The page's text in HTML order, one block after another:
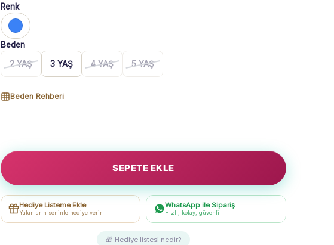
Renk
Beden
2 YAŞ
3 YAŞ 4 YAŞ 5 YAŞ
Beden Rehberi
You
Are
Love
Yazılı
Dufy
SEPETE EKLE
Hediye Listeme Ekle
Yakınların seninle hediye verir
WhatsApp ile Sipariş
Hızlı, kolay, güvenli
🎁 Hediye listesi nedir?